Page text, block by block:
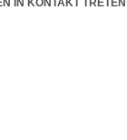
IN KONTAKT